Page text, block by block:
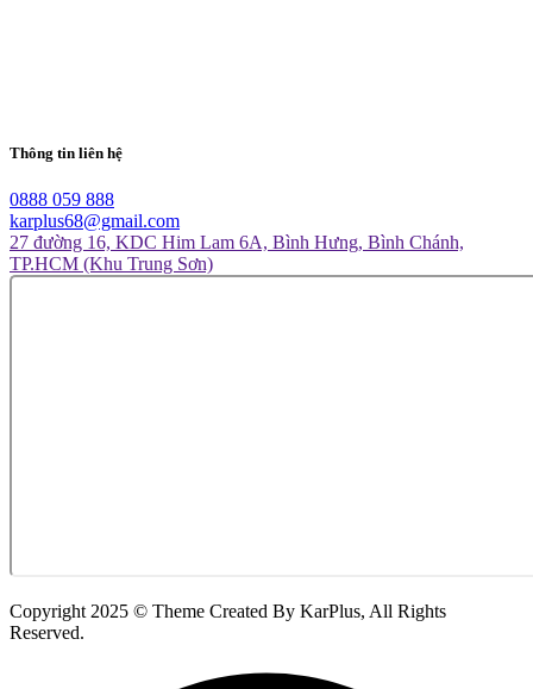
Thông tin liên hệ
0888 059 888
karplus68@gmail.com
27 đường 16, KDC Him Lam 6A, Bình Hưng, Bình Chánh,
TP.HCM (Khu Trung Sơn)
Copyright 2025 © Theme Created By KarPlus, All Rights
Reserved.